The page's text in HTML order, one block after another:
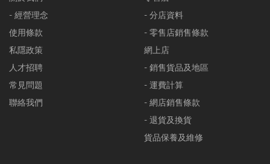
- 經營理念
使用條款
私隱政策
人才招聘
常見問題
聯絡我們
- 分店資料
- 零售店銷售條款
網上店
- 銷售貨品及地區
- 運費計算
- 網店銷售條款
- 退貨及換貨
貨品保養及維修